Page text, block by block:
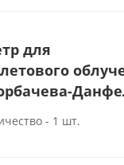
для
- 1 шт.